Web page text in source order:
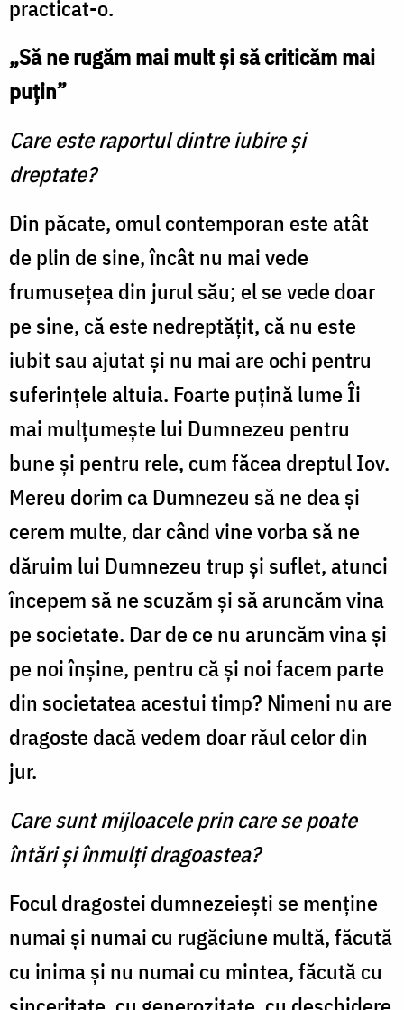
practicat-o.
„Să ne rugăm mai mult şi să criticăm mai
puţin”
Care este raportul dintre iubire şi
dreptate?
Din păcate, omul contemporan este atât
de plin de sine, încât nu mai vede
frumuseţea din jurul său; el se vede doar
pe sine, că este nedreptăţit, că nu este
iubit sau ajutat şi nu mai are ochi pentru
suferinţele altuia. Foarte puţină lume Îi
mai mulţumeşte lui Dumnezeu pentru
bune şi pentru rele, cum făcea dreptul Iov.
Mereu dorim ca Dumnezeu să ne dea şi
cerem multe, dar când vine vorba să ne
dăruim lui Dumnezeu trup şi suflet, atunci
începem să ne scuzăm şi să aruncăm vina
pe societate. Dar de ce nu aruncăm vina şi
pe noi înşine, pentru că şi noi facem parte
din societatea acestui timp? Nimeni nu are
dragoste dacă vedem doar răul celor din
jur.
Care sunt mijloacele prin care se poate
întări şi înmulţi dragoastea?
Focul dragostei dumnezeieşti se menţine
numai şi numai cu rugăciune multă, făcută
cu inima şi nu numai cu mintea, făcută cu